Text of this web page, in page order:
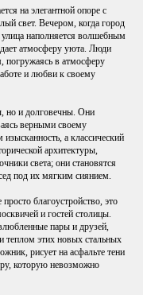
на элегантной опоре с
свет. Вечером, когда город
улица наполняется волшебным
атмосферу уюта. Люди
погружаясь в атмосферу
и любви к своему
но и долговечны. Они
верными своему
а классический
архитектуры,
света; они становятся
под их мягким сиянием.
благоустройство, это
и гостей столицы.
пары и друзей,
теплом этих новых стальных
рисует на асфальте тени
которую невозможно